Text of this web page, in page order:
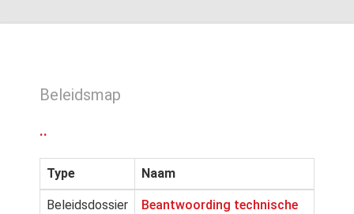
Beleidsmap
..
Type Naam
Beleidsdossier
Beantwoording technische